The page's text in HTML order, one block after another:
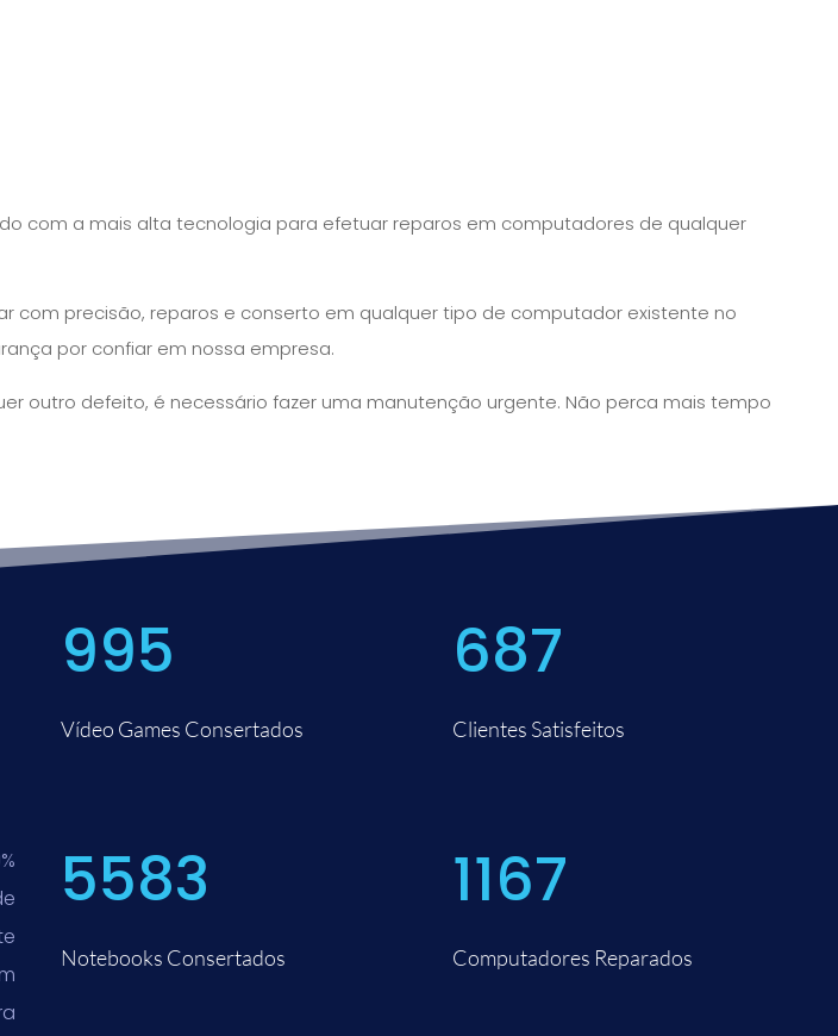
com a mais alta tecnologia para efetuar reparos em computadores de qualquer
precisão, reparos e conserto em qualquer tipo de computador existente no
por confiar em nossa empresa.
outro defeito, é necessário fazer uma manutenção urgente. Não perca mais tempo
995
Vídeo Games Consertados
687
Clientes Satisfeitos
5583
Notebooks Consertados
1167
Computadores Reparados